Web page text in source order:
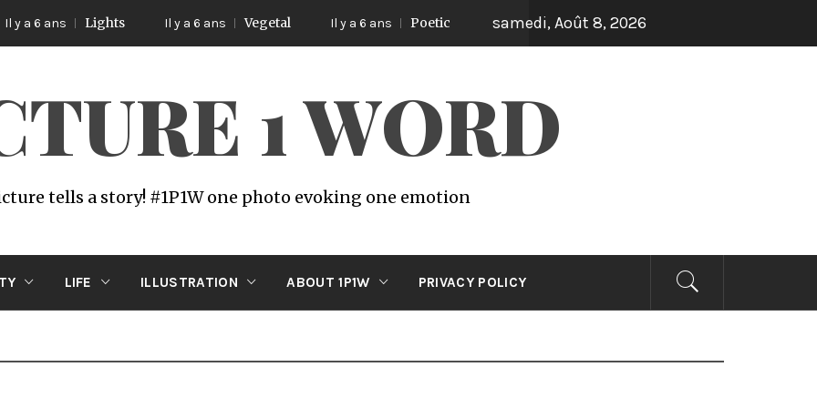
Lights Il y a 6 ans Vegetal Il y a 6 ans Poetic samedi, Août 8, 2026
1 WORD
tells a story! #1P1W one photo evoking one emotion
LIFE ILLUSTRATION ABOUT 1P1W PRIVACY POLICY